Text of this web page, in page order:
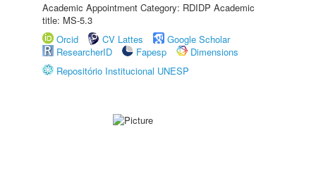
Academic Appointment Category: RDIDP Academic
title: MS-5.3
Orcid
CV Lattes
Google Scholar
ResearcherID
Fapesp
Dimensions
Repositório Institucional UNESP